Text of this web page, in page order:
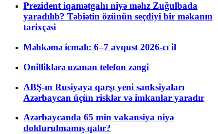
Prezident iqamətgahı niyə məhz Zuğulbada
yaradılıb? Təbiətin özünün seçdiyi bir məkanın
tarixçəsi
Məhkəmə icmalı: 6–7 avqust 2026-cı il
Onilliklərə uzanan telefon zəngi
ABŞ-ın Rusiyaya qarşı yeni sanksiyaları
Azərbaycan üçün risklər və imkanlar yaradır
Azərbaycanda 65 min vakansiya niyə
doldurulmamış qalır?